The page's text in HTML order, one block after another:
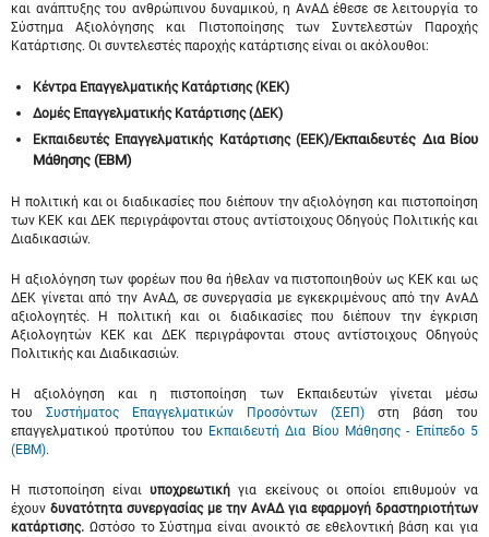
και ανάπτυξης του ανθρώπινου δυναμικού, η ΑνΑΔ έθεσε σε λειτουργία το
Σύστημα Αξιολόγησης και Πιστοποίησης των Συντελεστών Παροχής
Κατάρτισης. Οι συντελεστές παροχής κατάρτισης είναι οι ακόλουθοι:
Κέντρα Επαγγελματικής Κατάρτισης (ΚΕΚ)
Δομές Επαγγελματικής Κατάρτισης (ΔΕΚ)
Εκπαιδευτές Επαγγελματικής Κατάρτισης (ΕΕΚ)/Εκπαιδευτές Δια Βίου
Μάθησης (ΕΒΜ)
Η πολιτική και οι διαδικασίες που διέπουν την αξιολόγηση και πιστοποίηση
των ΚΕΚ και ΔΕΚ περιγράφονται στους αντίστοιχους Οδηγούς Πολιτικής και
Διαδικασιών.
Η αξιολόγηση των φορέων που θα ήθελαν να πιστοποιηθούν ως ΚΕΚ και ως
ΔΕΚ γίνεται από την ΑνΑΔ, σε συνεργασία με εγκεκριμένους από την ΑνΑΔ
αξιολογητές. Η πολιτική και οι διαδικασίες που διέπουν την έγκριση
Αξιολογητών ΚΕΚ και ΔΕΚ περιγράφονται στους αντίστοιχους Οδηγούς
Πολιτικής και Διαδικασιών.
Η αξιολόγηση και η πιστοποίηση των Εκπαιδευτών γίνεται μέσω
του Συστήματος Επαγγελματικών Προσόντων (ΣΕΠ) στη βάση του
επαγγελματικού προτύπου του Εκπαιδευτή Δια Βίου Μάθησης - Επίπεδο 5
(ΕΒΜ).
Η πιστοποίηση είναιυποχρεωτική για εκείνους οι οποίοι επιθυμούν να
έχουν δυνατότητα συνεργασίας με την ΑνΑΔ για εφαρμογή δραστηριοτήτων
κατάρτισης. Ωστόσο το Σύστημα είναι ανοικτό σε εθελοντική βάση και για